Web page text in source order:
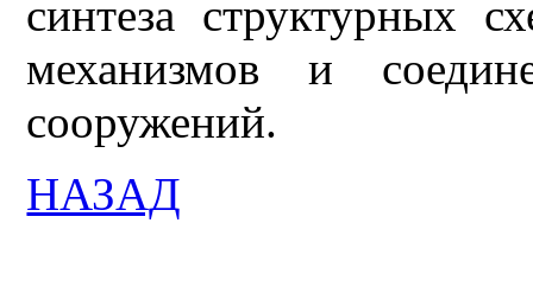
синтеза структурных
механизмов и
сооружений.
НАЗАД